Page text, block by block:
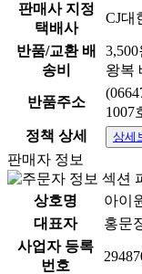
판매사 지정
택배사
CJ대
반품/교환 배
송비
왕복
반품주소
1007
정책 상세
상세
판매자 정보
상호명
아이
대표자
홍문
사업자 등록
번호